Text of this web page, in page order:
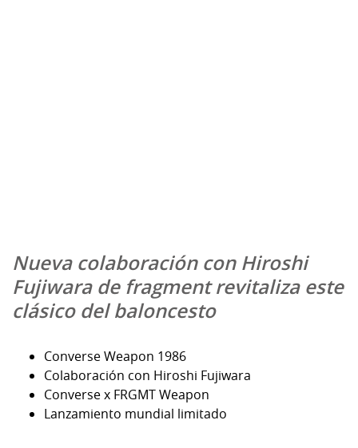
Nueva colaboración con Hiroshi
Fujiwara de fragment revitaliza este
clásico del baloncesto
Converse Weapon 1986
Colaboración con Hiroshi Fujiwara
Converse x FRGMT Weapon
Lanzamiento mundial limitado